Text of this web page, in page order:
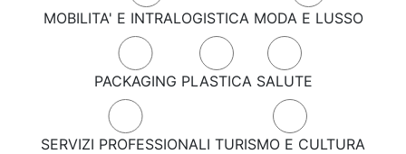
MOBILITA' E INTRALOGISTICA MODA E LUSSO
PACKAGING PLASTICA SALUTE
SERVIZI PROFESSIONALI TURISMO E CULTURA